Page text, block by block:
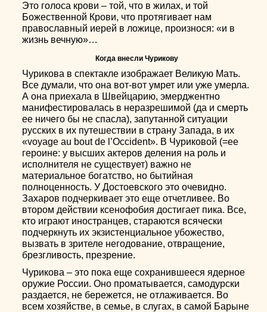
Это голоса крови – той, что в жилах, и той
Божественной Крови, что протягивает нам
православный иерей в ложице, произнося: «и в
жизнь вечную»…
Когда внесли Чурикову
Чурикова в спектакле изображает Великую Мать.
Все думали, что она вот-вот умрет или уже умерла.
А она приехала в Швейцарию, эмерджентно
манифестировалась в неразрешимой (да и смерть
ее ничего бы не спасла), запутанной ситуации
русских в их путешествии в страну Запада, в их
«voyage au bout de l’Occident». В Чуриковой (=ее
героине: у высших актеров деления на роль и
исполнителя не существует) важно не
материальное богатство, но бытийная
полноценность. У Достоевского это очевидно.
Захаров подчеркивает это еще отчетливее. Во
втором действии ксенофобия достигает пика. Все,
кто играют иностранцев, стараются всячески
подчеркнуть их экзистенциальное убожество,
вызвать в зрителе негодование, отвращение,
брезгливость, презрение.
Чурикова – это пока еще сохранившееся ядерное
оружие России. Оно проматывается, самодурски
раздается, не бережется, не отлаживается. Во
всем хозяйстве, в семье, в слугах, в самой Барыне